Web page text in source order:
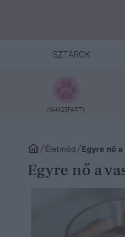
SZTÁROK
MANCSPARTY
Életmód Egyre nő
Egyre nő a